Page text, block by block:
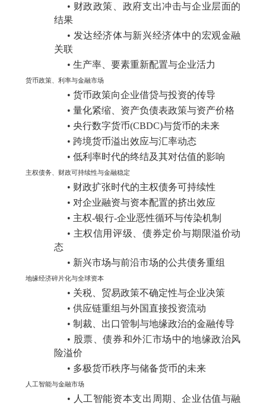
• 财政政策、政府支出冲击与企业层面的
结果
• 发达经济体与新兴经济体中的宏观金融
关联
• 生产率、要素重新配置与企业活力
货币政策、利率与金融市场
• 货币政策向企业借贷与投资的传导
• 量化紧缩、资产负债表政策与资产价格
• 央行数字货币(CBDC)与货币的未来
• 跨境货币溢出效应与汇率动态
• 低利率时代的终结及其对估值的影响
主权债务、财政可持续性与金融稳定
• 财政扩张时代的主权债务可持续性
• 对企业融资与资本配置的挤出效应
• 主权-银行-企业恶性循环与传染机制
• 主权信用评级、债券定价与期限溢价动
态
• 新兴市场与前沿市场的公共债务重组
地缘经济碎片化与全球资本
• 关税、贸易政策不确定性与企业决策
• 供应链重组与外国直接投资流动
• 制裁、出口管制与地缘政治的金融传导
• 股票、债券和外汇市场中的地缘政治风
险溢价
• 多极货币秩序与储备货币的未来
人工智能与金融市场
• 人工智能资本支出周期、企业估值与融